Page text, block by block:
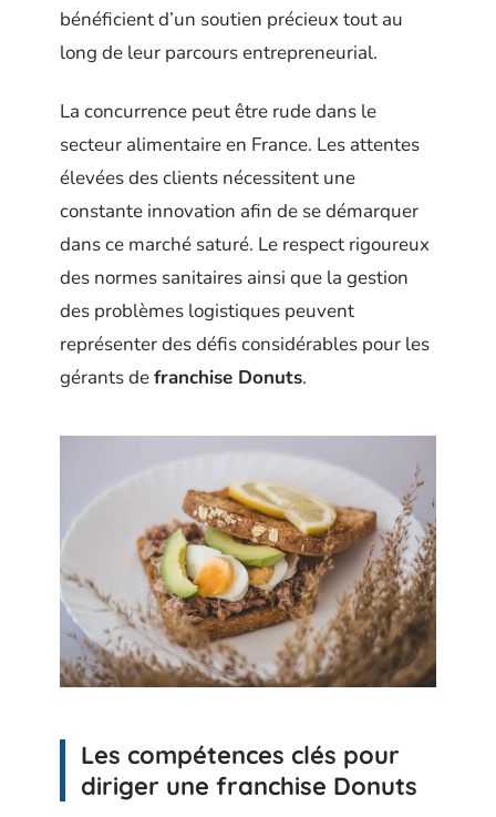
bénéficient d’un soutien précieux tout au
long de leur parcours entrepreneurial.
La concurrence peut être rude dans le
secteur alimentaire en France. Les attentes
élevées des clients nécessitent une
constante innovation afin de se démarquer
dans ce marché saturé. Le respect rigoureux
des normes sanitaires ainsi que la gestion
des problèmes logistiques peuvent
représenter des défis considérables pour les
gérants defranchise Donuts.
Les compétences clés pour
diriger une franchise Donuts